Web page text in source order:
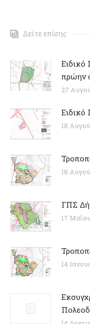
Δείτε επίσης
Ειδικό
πρώην
27
18
18
ΓΠΣ
17
14